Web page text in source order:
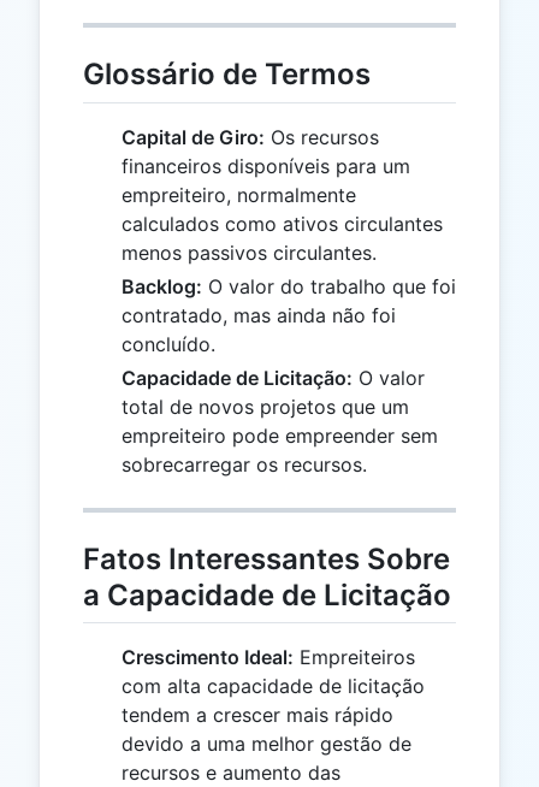
Glossário de Termos
Capital de Giro: Os recursos
financeiros disponíveis para um
empreiteiro, normalmente
calculados como ativos circulantes
menos passivos circulantes.
Backlog: O valor do trabalho que foi
contratado, mas ainda não foi
concluído.
Capacidade de Licitação: O valor
total de novos projetos que um
empreiteiro pode empreender sem
sobrecarregar os recursos.
Fatos Interessantes Sobre
a Capacidade de Licitação
Crescimento Ideal: Empreiteiros
com alta capacidade de licitação
tendem a crescer mais rápido
devido a uma melhor gestão de
recursos e aumento das